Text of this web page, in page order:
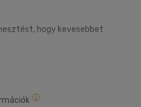
hogy kevesebbet
főznél, hogy a családod
együtt kertészkedni